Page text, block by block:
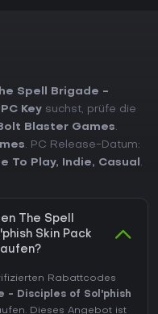
Spell Brigade -
Key suchst, prüfe die
Blaster Games.
. PC Release-Datum:
To Play, Indie, Casual .
The Spell
Skin Pack
Rabattcodes
- Disciples of Sol'phish
Dieses Angebot ist